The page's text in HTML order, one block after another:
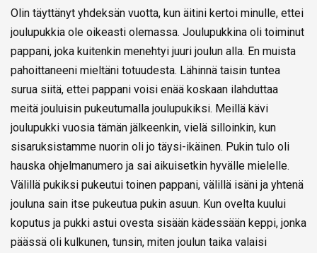
Olin täyttänyt yhdeksän vuotta, kun äitini kertoi minulle, ettei
joulupukkia ole oikeasti olemassa. Joulupukkina oli toiminut
pappani, joka kuitenkin menehtyi juuri joulun alla. En muista
pahoittaneeni mieltäni totuudesta. Lähinnä taisin tuntea
surua siitä, ettei pappani voisi enää koskaan ilahduttaa
meitä jouluisin pukeutumalla joulupukiksi. Meillä kävi
joulupukki vuosia tämän jälkeenkin, vielä silloinkin, kun
sisaruksistamme nuorin oli jo täysi-ikäinen. Pukin tulo oli
hauska ohjelmanumero ja sai aikuisetkin hyvälle mielelle.
Välillä pukiksi pukeutui toinen pappani, välillä isäni ja yhtenä
jouluna sain itse pukeutua pukin asuun. Kun ovelta kuului
koputus ja pukki astui ovesta sisään kädessään keppi, jonka
päässä oli kulkunen, tunsin, miten joulun taika valaisi